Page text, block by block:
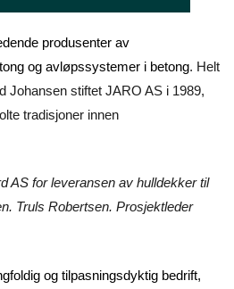
produsenter av
og avløpssystemer i betong. Helt
Johansen stiftet JARO AS i 1989,
tradisjoner innen
AS for leveransen av hulldekker til
Truls Robertsen. Prosjektleder
og tilpasningsdyktig bedrift,